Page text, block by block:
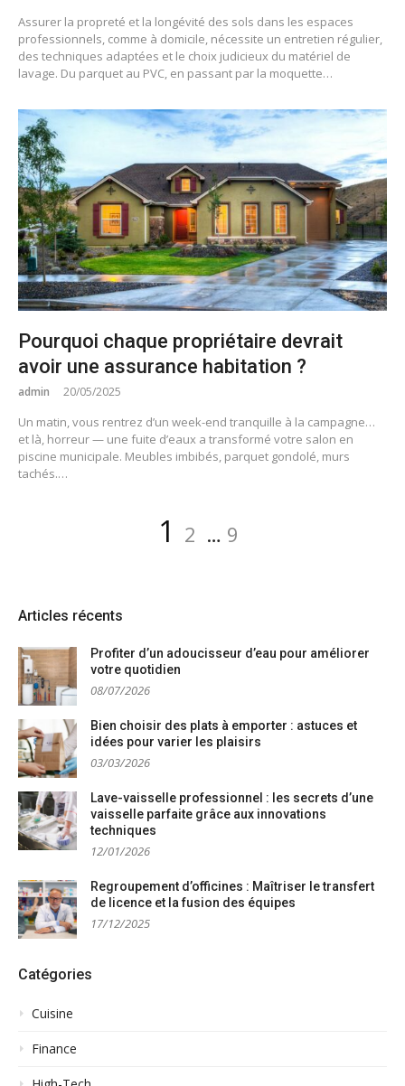
Assurer la propreté et la longévité des sols dans les espaces
professionnels, comme à domicile, nécessite un entretien régulier,
des techniques adaptées et le choix judicieux du matériel de
lavage. Du parquet au PVC, en passant par la moquette…
Pourquoi chaque propriétaire devrait
avoir une assurance habitation ?
admin 20/05/2025
Un matin, vous rentrez d’un week-end tranquille à la campagne…
et là, horreur — une fuite d’eaux a transformé votre salon en
piscine municipale. Meubles imbibés, parquet gondolé, murs
tachés.…
Page
1 Page
2 … Page
9
Articles récents
Profiter d’un adoucisseur d’eau pour améliorer
votre quotidien
08/07/2026
Bien choisir des plats à emporter : astuces et
idées pour varier les plaisirs
03/03/2026
Lave-vaisselle professionnel : les secrets d’une
vaisselle parfaite grâce aux innovations
techniques
12/01/2026
Regroupement d’officines : Maîtriser le transfert
de licence et la fusion des équipes
17/12/2025
Catégories
Cuisine
Finance